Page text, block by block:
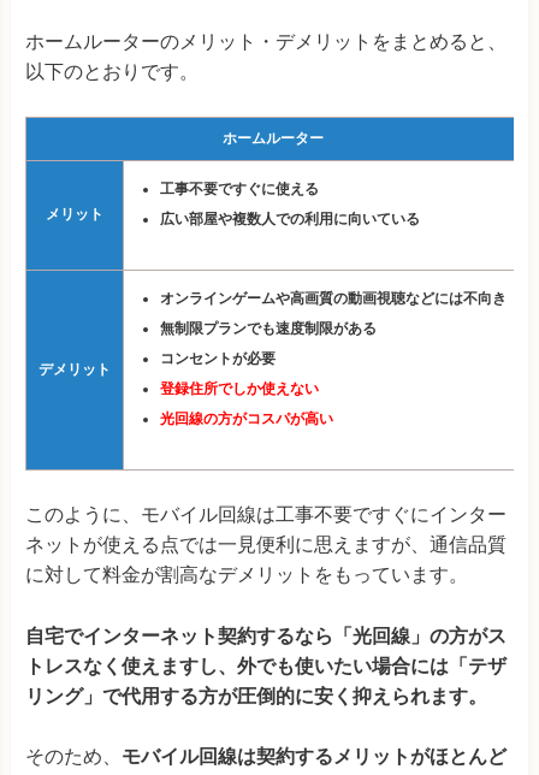
ホームルーターのメリット・デメリットをまとめると、
以下のとおりです。
ホームルーター
メリット
工事不要ですぐに使える
広い部屋や複数人での利用に向いている
デメリット
オンラインゲームや高画質の動画視聴などには不向き
無制限プランでも速度制限がある
コンセントが必要
登録住所でしか使えない
光回線の方がコスパが高い
このように、モバイル回線は工事不要ですぐにインター
ネットが使える点では一見便利に思えますが、通信品質
に対して料金が割高なデメリットをもっています。
自宅でインターネット契約するなら「光回線」の方がス
トレスなく使えますし、外でも使いたい場合には「テザ
リング」で代用する方が圧倒的に安く抑えられます。
そのため、 モバイル回線は契約するメリットがほとんど